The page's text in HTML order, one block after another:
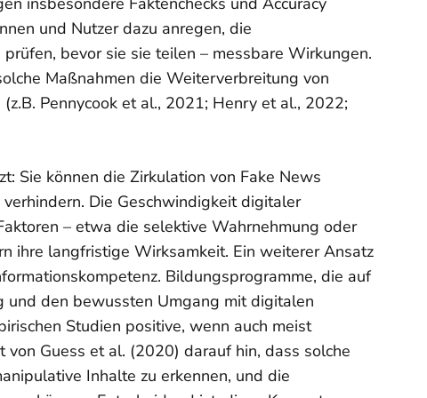
und Nutzer dazu anregen, die
bevor sie sie teilen – messbare Wirkungen.
Maßnahmen die Weiterverbreitung von
Pennycook et al., 2021; Henry et al., 2022;
Sie können die Zirkulation von Fake News
Die Geschwindigkeit digitaler
– etwa die selektive Wahrnehmung oder
ihre langfristige Wirksamkeit. Ein weiterer Ansatz
Bildungsprogramme, die auf
und den bewussten Umgang mit digitalen
Studien positive, wenn auch meist
Guess et al. (2020) darauf hin, dass solche
Inhalte zu erkennen, und die